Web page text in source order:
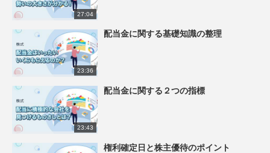
27:04
23:36
配当金に関する基礎知識の整理
23:43
配当金に関する２つの指標
権利確定日と株主優待のポイント